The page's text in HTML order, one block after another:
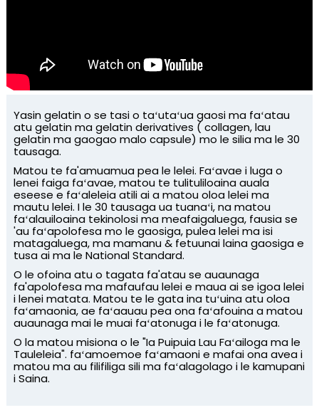
Yasin gelatin o se tasi o taʻutaʻua gaosi ma faʻatau
atu gelatin ma gelatin derivatives ( collagen, lau
gelatin ma gaogao malo capsule) mo le silia ma le 30
tausaga.
Matou te fa'amuamua pea le lelei. Faʻavae i luga o
lenei faiga faʻavae, matou te tulituliloaina auala
eseese e faʻaleleia atili ai a matou oloa lelei ma
mautu lelei. I le 30 tausaga ua tuanaʻi, na matou
faʻalauiloaina tekinolosi ma meafaigaluega, fausia se
'au faʻapolofesa mo le gaosiga, pulea lelei ma isi
matagaluega, ma mamanu & fetuunai laina gaosiga e
tusa ai ma le National Standard.
O le ofoina atu o tagata fa'atau se auaunaga
fa'apolofesa ma mafaufau lelei e maua ai se igoa lelei
i lenei matata. Matou te le gata ina tuʻuina atu oloa
faʻamaonia, ae faʻaauau pea ona faʻafouina a matou
auaunaga mai le muai faʻatonuga i le faʻatonuga.
O la matou misiona o le "Ia Puipuia Lau Faʻailoga ma le
Tauleleia". faʻamoemoe faʻamaoni e mafai ona avea i
matou ma au filifiliga sili ma faʻalagolago i le kamupani
i Saina.